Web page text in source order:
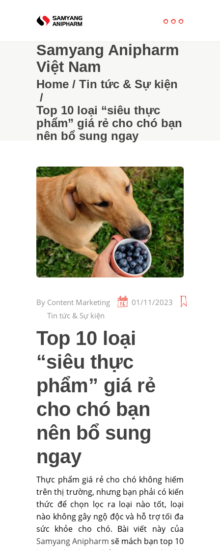
Samyang Anipharm
Việt Nam
Home / Tin tức & Sự kiện
/
Top 10 loại “siêu thực
phẩm” giá rẻ cho chó bạn
nên bổ sung ngay
By Content Marketing
01/11/2023
Tin tức & Sự kiện
Top 10 loại
“siêu thực
phẩm” giá rẻ
cho chó bạn
nên bổ sung
ngay
Thực phẩm giá rẻ cho chó không hiếm
trên thị trường, nhưng bạn phải có kiến
thức để chọn lọc ra loại nào tốt, loại
nào không gây ngộ độc và hỗ trợ tối đa
sức khỏe cho chó. Bài viết này của
Samyang Anipharm sẽ mách bạn top 10